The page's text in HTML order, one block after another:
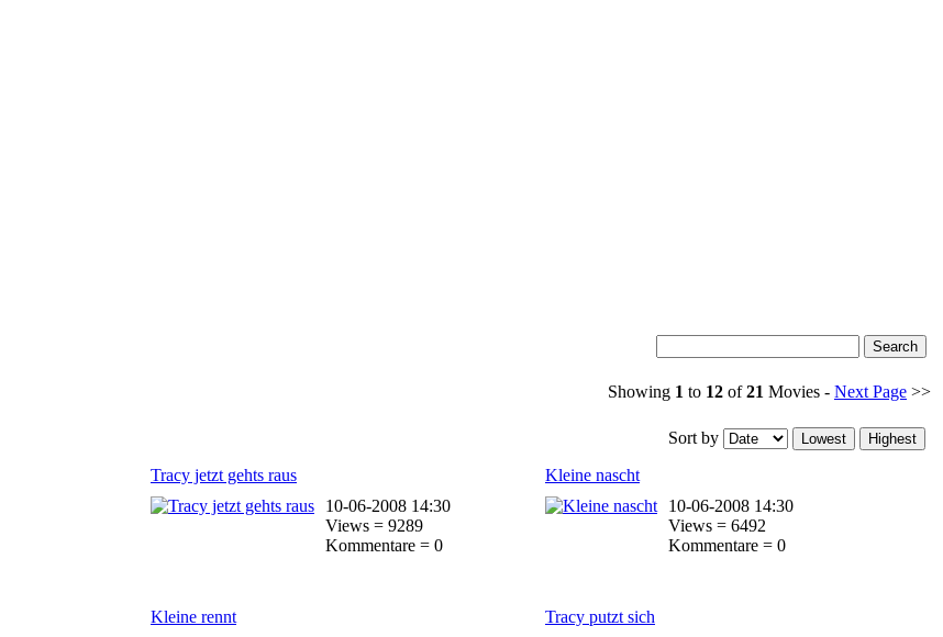
Showing 1 to 12 of21 Movies - Next Page >>
Sort by
Tracy jetzt gehts raus
10-06-2008 14:30
Views = 9289
Kommentare = 0
Kleine nascht
10-06-2008 14:30
Views = 6492
Kommentare = 0
Kleine rennt
Tracy putzt sich